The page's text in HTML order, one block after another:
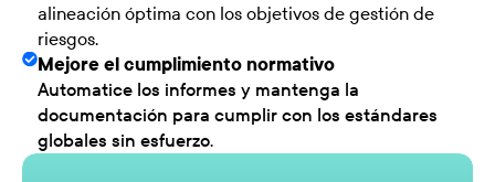
alineación óptima con los objetivos de gestión de
riesgos.
Mejore el cumplimiento normativo
Automatice los informes y mantenga la
documentación para cumplir con los estándares
globales sin esfuerzo.